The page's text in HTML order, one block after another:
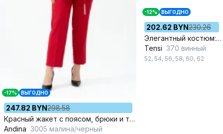
-17% ВЫГОДНО
247.82 BYN298.58
Красный жакет с поясом, брюки и топ для любого мероприятия
Andina 3005 малина/черный
-12% ВЫГОДНО
202.62 BYN230.26
Элегантный костюм: рубашка и брюки из яркой ткани «барби»
Tensi 370 винный
52, 54, 56, 58, 60, 62